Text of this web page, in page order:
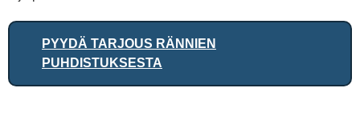
PYYDÄ TARJOUS RÄNNIEN
PUHDISTUKSESTA